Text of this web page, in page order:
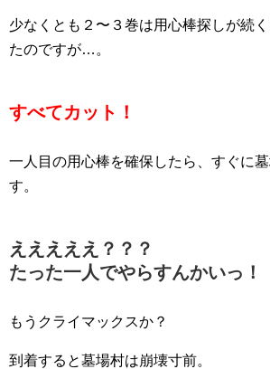
少なくとも２〜３巻は用心棒探しが続
たのですが…。
すべてカット！
一人目の用心棒を確保したら、すぐに
す。
えええええ？？？
たった一人でやらすんかいっ！
もうクライマックスか？
到着すると墓場村は崩壊寸前。